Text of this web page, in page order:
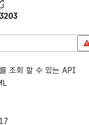
조회 할 수 있는 API